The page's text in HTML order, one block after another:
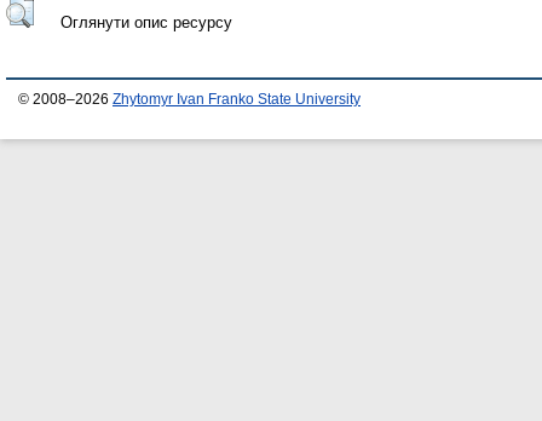
Оглянути опис ресурсу
© 2008–2026 Zhytomyr Ivan Franko State University